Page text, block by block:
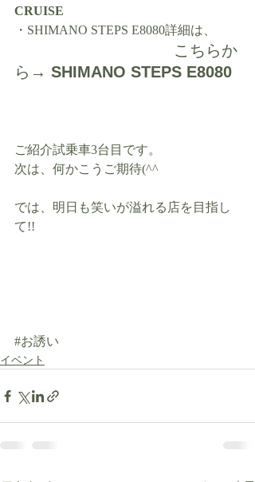
CRUISE
・SHIMANO STEPS E8080詳細は、
こちらか
ら→ SHIMANO STEPS E8080
ご紹介試乗車3台目です。
次は、何かこうご期待(^^ゞ
では、明日も笑いが溢れる店を目指し
て!!
#お誘い
イベント